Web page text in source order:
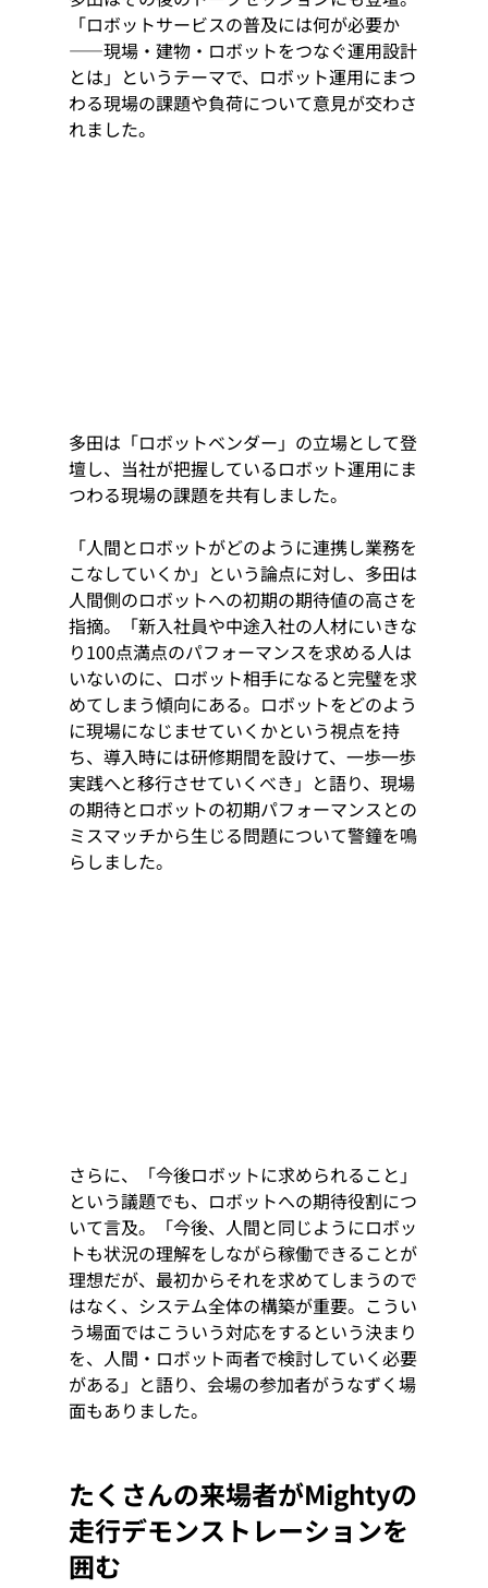
「ロボットサービスの普及には何が必要か
――現場・建物・ロボットをつなぐ運用設計
とは」というテーマで、ロボット運用にまつ
わる現場の課題や負荷について意見が交わさ
れました。
多田は「ロボットベンダー」の立場として登
壇し、当社が把握しているロボット運用にま
つわる現場の課題を共有しました。
「人間とロボットがどのように連携し業務を
こなしていくか」という論点に対し、多田は
人間側のロボットへの初期の期待値の高さを
指摘。「新入社員や中途入社の人材にいきな
り100点満点のパフォーマンスを求める人は
いないのに、ロボット相手になると完璧を求
めてしまう傾向にある。ロボットをどのよう
に現場になじませていくかという視点を持
ち、導入時には研修期間を設けて、一歩一歩
実践へと移行させていくべき」と語り、現場
の期待とロボットの初期パフォーマンスとの
ミスマッチから生じる問題について警鐘を鳴
らしました。
さらに、「今後ロボットに求められること」
という議題でも、ロボットへの期待役割につ
いて言及。「今後、人間と同じようにロボッ
トも状況の理解をしながら稼働できることが
理想だが、最初からそれを求めてしまうので
はなく、システム全体の構築が重要。こうい
う場面ではこういう対応をするという決まり
を、人間・ロボット両者で検討していく必要
がある」と語り、会場の参加者がうなずく場
面もありました。
たくさんの来場者がMightyの
走行デモンストレーションを
囲む